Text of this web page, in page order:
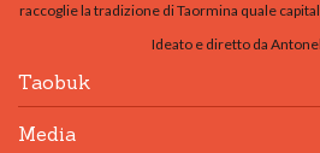
raccoglie la tradizione di Taormina quale
Ideato e diretto da
Taobuk
Media